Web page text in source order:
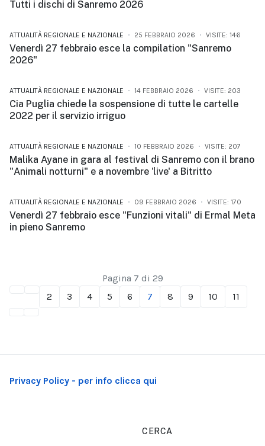
Tutti i dischi di Sanremo 2026
ATTUALITÀ REGIONALE E NAZIONALE 25 FEBBRAIO 2026 VISITE: 146
Venerdì 27 febbraio esce la compilation "Sanremo
2026"
ATTUALITÀ REGIONALE E NAZIONALE 14 FEBBRAIO 2026 VISITE: 203
Cia Puglia chiede la sospensione di tutte le cartelle
2022 per il servizio irriguo
ATTUALITÀ REGIONALE E NAZIONALE 10 FEBBRAIO 2026 VISITE: 207
Malika Ayane in gara al festival di Sanremo con il brano
"Animali notturni" e a novembre 'live' a Bitritto
ATTUALITÀ REGIONALE E NAZIONALE 09 FEBBRAIO 2026 VISITE: 170
Venerdì 27 febbraio esce "Funzioni vitali" di Ermal Meta
in pieno Sanremo
2 3 4 5 6 7 8 9 10 11
Pagina 7 di 29
Privacy Policy - per info clicca qui
CERCA